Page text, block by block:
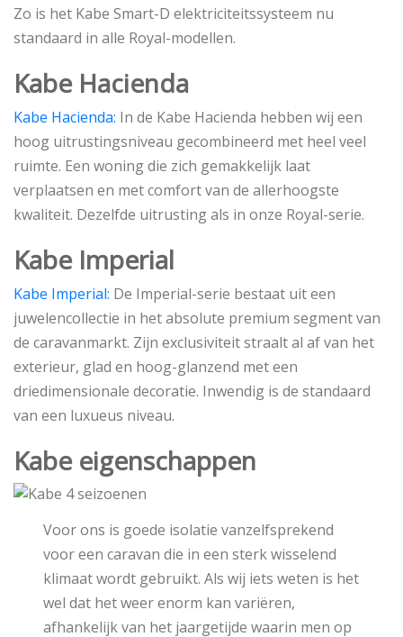
Zo is het Kabe Smart-D elektriciteitssysteem nu
standaard in alle Royal-modellen.
Kabe Hacienda
Kabe Hacienda: In de Kabe Hacienda hebben wij een
hoog uitrustingsniveau gecombineerd met heel veel
ruimte. Een woning die zich gemakkelijk laat
verplaatsen en met comfort van de allerhoogste
kwaliteit. Dezelfde uitrusting als in onze Royal-serie.
Kabe Imperial
Kabe Imperial: De Imperial-serie bestaat uit een
juwelencollectie in het absolute premium segment van
de caravanmarkt. Zijn exclusiviteit straalt al af van het
exterieur, glad en hoog-glanzend met een
driedimensionale decoratie. Inwendig is de standaard
van een luxueus niveau.
Kabe eigenschappen
Voor ons is goede isolatie vanzelfsprekend
voor een caravan die in een sterk wisselend
klimaat wordt gebruikt. Als wij iets weten is het
wel dat het weer enorm kan variëren,
afhankelijk van het jaargetijde waarin men op